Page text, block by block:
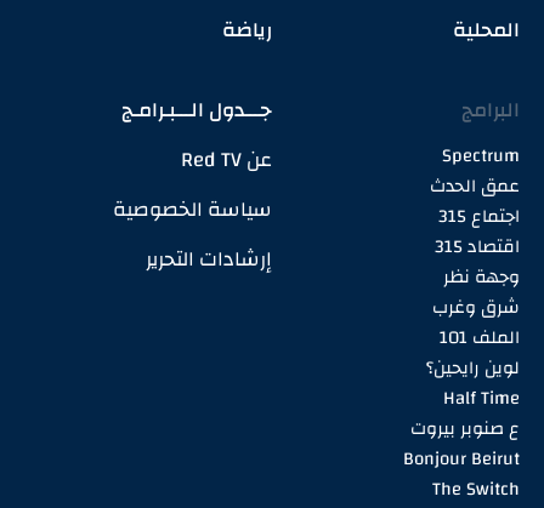
المحلية
رياضة
البرامج
Spectrum
عمق الحدث
اجتماع 315
اقتصاد 315
وجهة نظر
شرق وغرب
الملف 101
لوين رايحين؟
Half Time
ع صنوبر بيروت
Bonjour Beirut
The Switch
جـــدول الـــبـرامـج
عن Red TV
سياسة الخصوصية
إرشادات التحرير